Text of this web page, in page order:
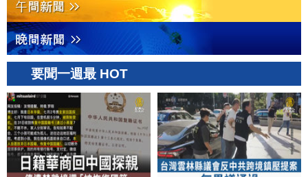
要聞一週最 HOT